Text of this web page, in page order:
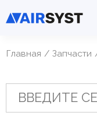
Главная Запчасти